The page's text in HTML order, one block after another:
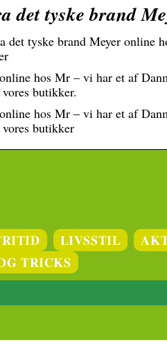
det tyske brand
det tyske brand Meyer
hos Mr – vi har et af
butikker.
hos Mr – vi har et af
butikker
LIVSSTIL
TRICKS